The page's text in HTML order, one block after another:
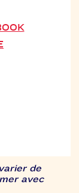
de
avec